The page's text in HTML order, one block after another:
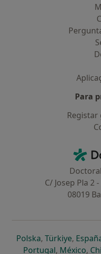
Para
C/ Josep Pla 2
08019
Polskaabre num novo
, Türkiyeabre
,
Portugalabre num
, México,